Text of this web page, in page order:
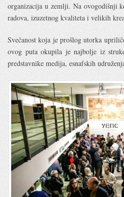
organizacija u zemlji. Na ovogodišnji
radova, izuzetnog kvaliteta i velikih
Svečanost koja je prošlog utorka
ovog puta okupila je najbolje iz
predstavnike medija, esnafskih